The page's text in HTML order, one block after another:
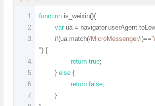
function is_weixin(){
var ua = navigator.userAgent.
if(ua.match(/MicroMessenger/i)==
") {
return true;
} else {
return false;
}